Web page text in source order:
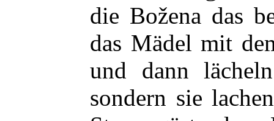
die Božena das
das Mädel mit
und dann
sondern sie